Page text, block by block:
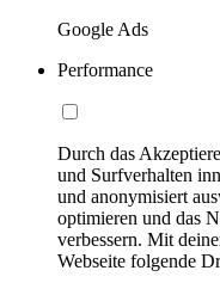
Google Ads
Performance
Durch das
und Surfverhalten
und anonymisiert
optimieren und das
verbessern. Mit
Webseite folgende